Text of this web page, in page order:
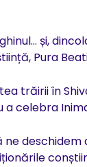
și,
Pura
trăirii în
celebra